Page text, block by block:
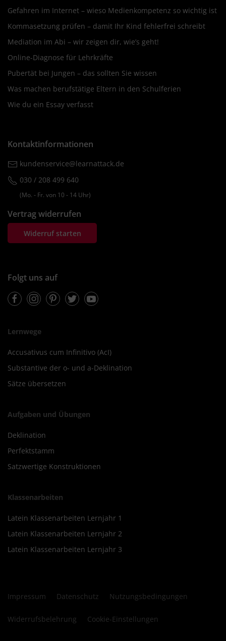
Gefahren im Internet – wieso Medienkompetenz so wichtig ist
Kommasetzung prüfen – damit Ihr Kind fehlerfrei schreibt
Mediation im Abi – wir zeigen dir, wie’s geht!
Online-Diagnose für Lehrkräfte
Pubertät bei Jungen – das sollten Sie wissen
Was machen berufstätige Eltern in den Schulferien
Wie du ein Essay verfasst
Kontaktinformationen
kundenservice@learnattack.de
030 / 208 499 640
(Mo. ‐ Fr. von 10 ‐ 14 Uhr)
Vertrag widerrufen
Widerruf starten
Folgt uns auf
FacebookInstagramPinterestTwitterYoutube
Lernwege
Accusativus cum Infinitivo (AcI)
Substantive der o- und a-Deklination
Sätze übersetzen
Aufgaben und Übungen
Deklination
Perfektstamm
Satzwertige Konstruktionen
Klassenarbeiten
Latein Klassenarbeiten Lernjahr 1
Latein Klassenarbeiten Lernjahr 2
Latein Klassenarbeiten Lernjahr 3
Impressum Datenschutz Nutzungsbedingungen
Widerrufsbelehrung Cookie-Einstellungen